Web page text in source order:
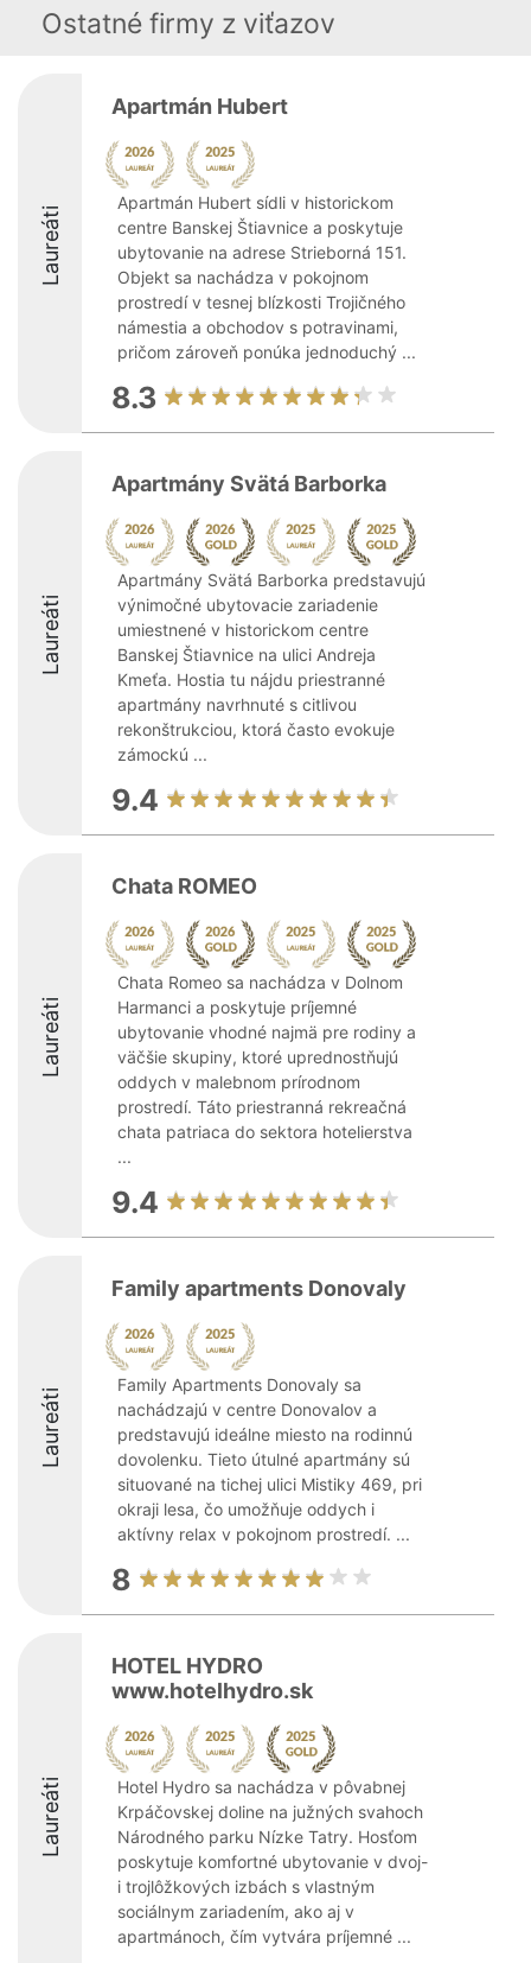
Ostatné firmy z viťazov
Laureáti
Apartmán Hubert
Apartmán Hubert sídli v historickom
centre Banskej Štiavnice a poskytuje
ubytovanie na adrese Strieborná 151.
Objekt sa nachádza v pokojnom
prostredí v tesnej blízkosti Trojičného
námestia a obchodov s potravinami,
pričom zároveň ponúka jednoduchý ...
8.3
Laureáti
Apartmány Svätá Barborka
Apartmány Svätá Barborka predstavujú
výnimočné ubytovacie zariadenie
umiestnené v historickom centre
Banskej Štiavnice na ulici Andreja
Kmeťa. Hostia tu nájdu priestranné
apartmány navrhnuté s citlivou
rekonštrukciou, ktorá často evokuje
zámockú ...
9.4
Laureáti
Chata ROMEO
Chata Romeo sa nachádza v Dolnom
Harmanci a poskytuje príjemné
ubytovanie vhodné najmä pre rodiny a
väčšie skupiny, ktoré uprednostňujú
oddych v malebnom prírodnom
prostredí. Táto priestranná rekreačná
chata patriaca do sektora hotelierstva
...
9.4
Laureáti
Family apartments Donovaly
Family Apartments Donovaly sa
nachádzajú v centre Donovalov a
predstavujú ideálne miesto na rodinnú
dovolenku. Tieto útulné apartmány sú
situované na tichej ulici Mistiky 469, pri
okraji lesa, čo umožňuje oddych i
aktívny relax v pokojnom prostredí. ...
8
Laureáti
HOTEL HYDRO
www.hotelhydro.sk
Hotel Hydro sa nachádza v pôvabnej
Krpáčovskej doline na južných svahoch
Národného parku Nízke Tatry. Hosťom
poskytuje komfortné ubytovanie v dvoj-
i trojlôžkových izbách s vlastným
sociálnym zariadením, ako aj v
apartmánoch, čím vytvára príjemné ...